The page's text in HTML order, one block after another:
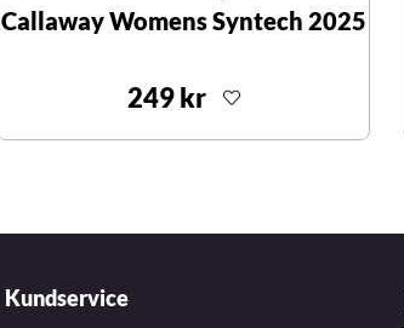
Callaway Womens Syntech 2025
249 kr
Kundservice